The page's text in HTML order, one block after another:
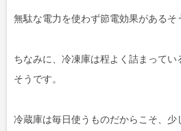
無駄な電力を使わず節電効果があるそ
ちなみに、冷凍庫は程よく詰まって
そうです。
冷蔵庫は毎日使うものだからこそ、